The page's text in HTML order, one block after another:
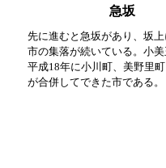
急坂
先に進むと急坂があり、坂
市の集落が続いている。小
平成18年に小川町、美野里
が合併してできた市である。